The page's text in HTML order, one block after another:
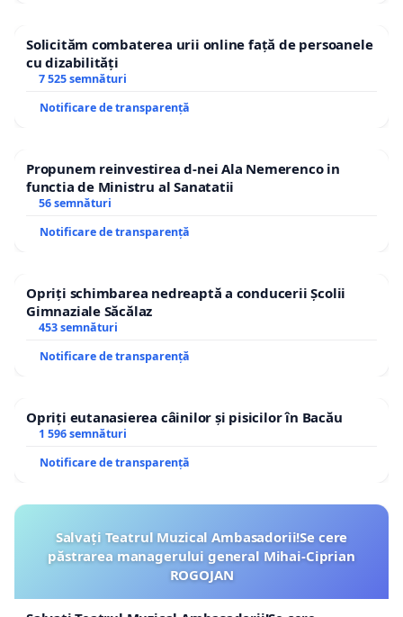
Solicităm combaterea urii online față de persoanele
cu dizabilități
7 525 semnături
Notificare de transparență
Propunem reinvestirea d-nei Ala Nemerenco in
functia de Ministru al Sanatatii
56 semnături
Notificare de transparență
Opriți schimbarea nedreaptă a conducerii Școlii
Gimnaziale Săcălaz
453 semnături
Notificare de transparență
Opriți eutanasierea câinilor și pisicilor în Bacău
1 596 semnături
Notificare de transparență
Salvați Teatrul Muzical Ambasadorii!Se cere
păstrarea managerului general Mihai-Ciprian
ROGOJAN